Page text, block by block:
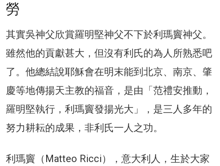
勞
其實吳神父欣賞羅明堅神父不下於利瑪竇神父。
雖然他的貢獻甚大，但沒有利氏的為人所熟悉吧
了。他總結說耶穌會在明末能到北京、南京、肇
慶等地傳揚天主教的福音，是由「范禮安推動，
羅明堅執行，利瑪竇發揚光大」，是三人多年的
努力耕耘的成果，非利氏一人之功。
利瑪竇（Matteo Ricci），意大利人，生於大家